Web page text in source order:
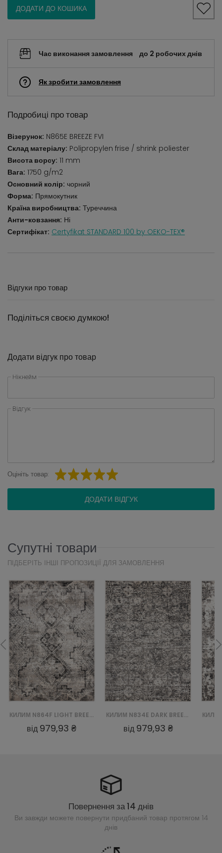
ДОДАТИ ДО КОШИКА
Час виконання замовлення до 2 робочих днів
Як зробити замовлення
Подробиці про товар
Візерунок: N865E BREEZE FVI
Склад матеріалу: Polipropylen frise / shrink poliester
Висота ворсу: 11 mm
Вага: 1750 g/m2
Основний колір: чорний
Форма: Прямокутник
Країна виробництва: Туреччина
Анти-ковзання: Ні
Сертифікат: Certyfikat STANDARD 100 by OEKO-TEX®
Відгуки про товар
Поділіться своєю думкою!
Додати відгук про товар
Нікнейм
Відгук
Оцініть товар:
ДОДАТИ ВІДГУК
Супутні товари
ПІДБЕРІТЬ ІНШІ ПРОПОЗИЦІЇ ДЛЯ ЗАМОВЛЕННЯ
КИЛИМ N864F LIGHT BREEZE FVI - SZARY
від 979,93 ₴
КИЛИМ N834E DARK BREEZE FVI - SZARY
від 979,93 ₴
Повернення за 14 днів
Ви завжди можете повернути придбаний товар протягом 14
днів